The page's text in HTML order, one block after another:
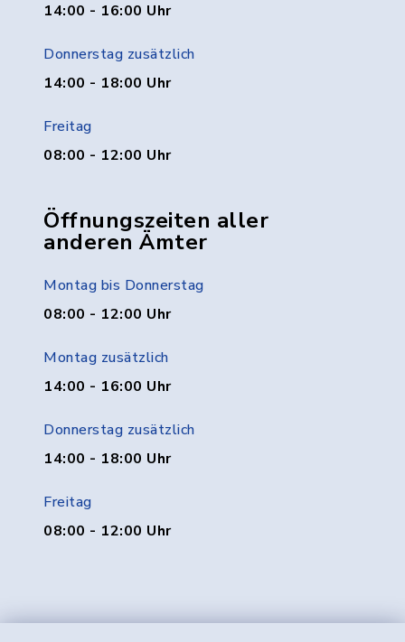
14:00 - 16:00 Uhr
Donnerstag zusätzlich
14:00 - 18:00 Uhr
Freitag
08:00 - 12:00 Uhr
Öffnungszeiten aller
anderen Ämter
Montag bis Donnerstag
08:00 - 12:00 Uhr
Montag zusätzlich
14:00 - 16:00 Uhr
Donnerstag zusätzlich
14:00 - 18:00 Uhr
Freitag
08:00 - 12:00 Uhr